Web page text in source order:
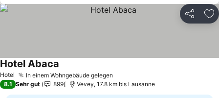
Teilen
Hotel In einem Wohngebäude gelegen
Hotel Abaca
8.1 Sehr gut 899 Vevey, 17.8 km bis Lausanne